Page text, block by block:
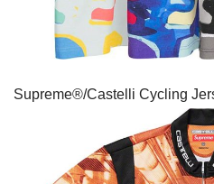
Supreme®/Castelli Cycling